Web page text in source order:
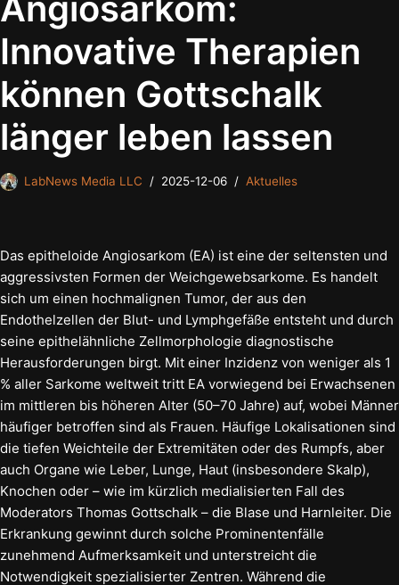
Angiosarkom:
Innovative Therapien
können Gottschalk
länger leben lassen
LabNews Media LLC 2025-12-06 Aktuelles
Das epitheloide Angiosarkom (EA) ist eine der seltensten und
aggressivsten Formen der Weichgewebsarkome. Es handelt
sich um einen hochmalignen Tumor, der aus den
Endothelzellen der Blut- und Lymphgefäße entsteht und durch
seine epithelähnliche Zellmorphologie diagnostische
Herausforderungen birgt. Mit einer Inzidenz von weniger als 1
% aller Sarkome weltweit tritt EA vorwiegend bei Erwachsenen
im mittleren bis höheren Alter (50–70 Jahre) auf, wobei Männer
häufiger betroffen sind als Frauen. Häufige Lokalisationen sind
die tiefen Weichteile der Extremitäten oder des Rumpfs, aber
auch Organe wie Leber, Lunge, Haut (insbesondere Skalp),
Knochen oder – wie im kürzlich medialisierten Fall des
Moderators Thomas Gottschalk – die Blase und Harnleiter. Die
Erkrankung gewinnt durch solche Prominentenfälle
zunehmend Aufmerksamkeit und unterstreicht die
Notwendigkeit spezialisierter Zentren. Während die